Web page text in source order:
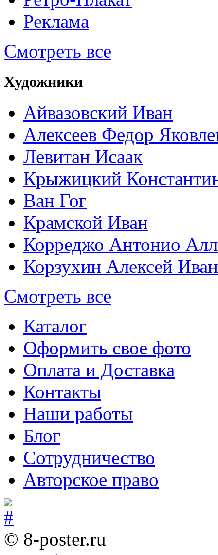
Реклама
Смотреть все
Художники
Айвазовский Иван
Алексеев Федор
Левитан Исаак
Крыжицкий
Ван Гог
Крамской Иван
Корреджо Антонио
Корзухин Алексей
Смотреть все
Каталог
Оформить свое фото
Оплата и Доставка
Контакты
Наши работы
Блог
Сотрудничество
Авторское право
© 8-poster.ru